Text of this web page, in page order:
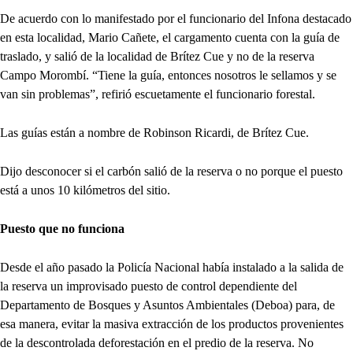
De acuerdo con lo manifestado por el funcionario del Infona destacado
en esta localidad, Mario Cañete, el cargamento cuenta con la guía de
traslado, y salió de la localidad de Brítez Cue y no de la reserva
Campo Morombí. “Tiene la guía, entonces nosotros le sellamos y se
van sin problemas”, refirió escuetamente el funcionario forestal.
Las guías están a nombre de Robinson Ricardi, de Brítez Cue.
Dijo desconocer si el carbón salió de la reserva o no porque el puesto
está a unos 10 kilómetros del sitio.
Puesto que no funciona
Desde el año pasado la Policía Nacional había instalado a la salida de
la reserva un improvisado puesto de control dependiente del
Departamento de Bosques y Asuntos Ambientales (Deboa) para, de
esa manera, evitar la masiva extracción de los productos provenientes
de la descontrolada deforestación en el predio de la reserva. No